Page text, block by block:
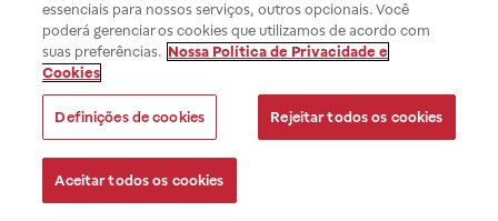
essenciais para nossos serviços, outros opcionais. Você
poderá gerenciar os cookies que utilizamos de acordo com
suas preferências. Nossa Política de Privacidade e
Cookies
Definições de cookies Rejeitar todos os cookies
Aceitar todos os cookies